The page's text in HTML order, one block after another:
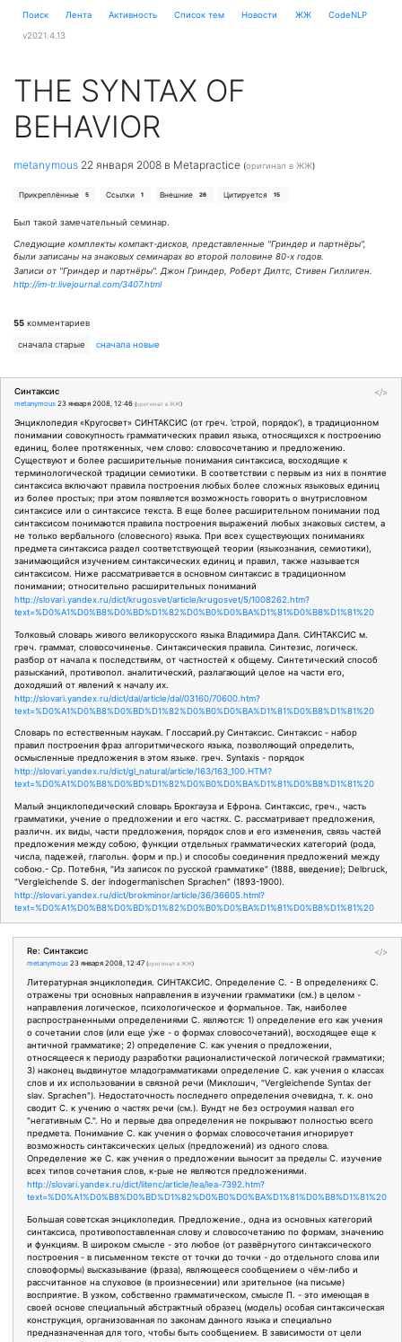
Поиск Лента Активность Cписок тем Новости ЖЖ CodeNLP
v2021.4.13
THE SYNTAX OF
BEHAVIOR
metanymous 22 января 2008 в Metapractice (оригинал в ЖЖ)
Прикреплённые 5 Ссылки 1 Внешние 26 Цитируется 15
Был такой замечательный семинар.
Следующие комплекты компакт-дисков, представленные "Гриндер и партнёры",
были записаны на знаковых семинарах во второй половине 80-х годов.
Записи от "Гриндер и партнёры". Джон Гриндер, Роберт Дилтс, Стивен Гиллиген.
http://im-tr.livejournal.com/3407.html
55 комментариев
сначала старые сначала новые
</>
Синтаксис
metanymous 23 января 2008, 12:46 (оригинал в ЖЖ)
Энциклопедия «Кругосвет» СИНТАКСИС (от греч. ’строй, порядок’), в традиционном
понимании совокупность грамматических правил языка, относящихся к построению
единиц, более протяженных, чем слово: словосочетанию и предложению.
Существуют и более расширительные понимания синтаксиса, восходящие к
терминологической традиции семиотики. В соответствии с первым из них в понятие
синтаксиса включают правила построения любых более сложных языковых единиц
из более простых; при этом появляется возможность говорить о внутрисловном
синтаксисе или о синтаксисе текста. В еще более расширительном понимании под
синтаксисом понимаются правила построения выражений любых знаковых систем, а
не только вербального (словесного) языка. При всех существующих пониманиях
предмета синтаксиса раздел соответствующей теории (языкознания, семиотики),
занимающийся изучением синтаксических единиц и правил, также называется
синтаксисом. Ниже рассматривается в основном синтаксис в традиционном
понимании; относительно расширительных пониманий
http://slovari.yandex.ru/dict/krugosvet/article/krugosvet/5/1008262.htm?
text=%D0%A1%D0%B8%D0%BD%D1%82%D0%B0%D0%BA%D1%81%D0%B8%D1%81%20
Толковый словарь живого великорусского языка Владимира Даля. СИНТАКСИС м.
греч. граммат, словосочиненье. Синтаксическия правила. Синтезис, логическ.
разбор от начала к последствиям, от частностей к общему. Синтетический способ
разысканий, противопол. аналитический, разлагающий целое на части его,
доходяший от явлений к началу их.
http://slovari.yandex.ru/dict/dal/article/dal/03160/70600.htm?
text=%D0%A1%D0%B8%D0%BD%D1%82%D0%B0%D0%BA%D1%81%D0%B8%D1%81%20
Cловарь по естественным наукам. Глоссарий.ру Синтаксис. Синтаксис - набор
правил построения фраз алгоритмического языка, позволяющий определить,
осмысленные предложения в этом языке. греч. Syntaxis - порядок
http://slovari.yandex.ru/dict/gl_natural/article/163/163_100.HTM?
text=%D0%A1%D0%B8%D0%BD%D1%82%D0%B0%D0%BA%D1%81%D0%B8%D1%81%20
Малый энциклопедический словарь Брокгауза и Ефрона. Синтаксис, греч., часть
грамматики, учение о предложении и его частях. С. рассматривает предложения,
различн. их виды, части предложения, порядок слов и его изменения, связь частей
предложения между собою, функции отдельных грамматических категорий (рода,
числа, падежей, глагольн. форм и пр.) и способы соединения предложений между
собою.- Ср. Потебня, "Из записок по русской грамматике" (1888, введение); Delbruck,
"Vergleichende S. der indogermanischen Sprachen" (1893-1900).
http://slovari.yandex.ru/dict/brokminor/article/36/36605.html?
text=%D0%A1%D0%B8%D0%BD%D1%82%D0%B0%D0%BA%D1%81%D0%B8%D1%81%20
</>
Re: Синтаксис
metanymous 23 января 2008, 12:47 (оригинал в ЖЖ)
Литературная энциклопедия. СИНТАКСИС. Определение С. - В определениях С.
отражены три основных направления в изучении грамматики (см.) в целом -
направления логическое, психологическое и формальное. Так, наиболее
распространенными определениями С. являются: 1) определение его как учения
о сочетании слов (или еще у́же - о формах словосочетаний), восходящее еще к
античной грамматике; 2) определение С. как учения о предложении,
относящееся к периоду разработки рационалистической логической грамматики;
3) наконец выдвинутое младограмматиками определение С. как учения о классах
слов и их использовании в связной речи (Миклошич, "Vergleichende Syntax der
slav. Sprachen"). Недостаточность последнего определения очевидна, т. к. оно
сводит С. к учению о частях речи (см.). Вундт не без остроумия назвал его
"негативным С.". Но и первые два определения не покрывают полностью всего
предмета. Понимание С. как учения о формах словосочетания игнорирует
возможность синтаксических целых (предложений) из одного слова.
Определение же С. как учения о предложении выносит за пределы С. изучение
всех типов сочетания слов, к-рые не являются предложениями.
http://slovari.yandex.ru/dict/litenc/article/lea/lea-7392.htm?
text=%D0%A1%D0%B8%D0%BD%D1%82%D0%B0%D0%BA%D1%81%D0%B8%D1%81%20
Большая советская энциклопедия. Предложение., одна из основных категорий
синтаксиса, противопоставленная слову и словосочетанию по формам, значению
и функциям. В широком смысле - это любое (от развёрнутого синтаксического
построения - в письменном тексте от точки до точки - до отдельного слова или
словоформы) высказывание (фраза), являющееся сообщением о чём-либо и
рассчитанное на слуховое (в произнесении) или зрительное (на письме)
восприятие. В узком, собственно грамматическом, смысле П. - это имеющая в
своей основе специальный абстрактный образец (модель) особая синтаксическая
конструкция, организованная по законам данного языка и специально
предназначенная для того, чтобы быть сообщением. В зависимости от цели